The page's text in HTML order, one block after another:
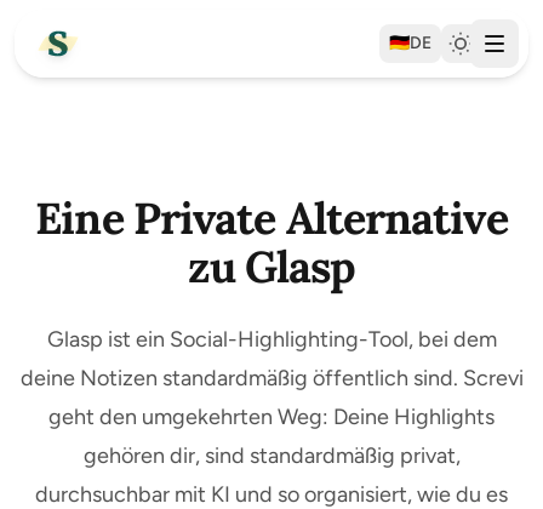
🇩🇪DE
Eine Private Alternative
zu Glasp
Glasp ist ein Social-Highlighting-Tool, bei dem
deine Notizen standardmäßig öffentlich sind. Screvi
geht den umgekehrten Weg: Deine Highlights
gehören dir, sind standardmäßig privat,
durchsuchbar mit KI und so organisiert, wie du es